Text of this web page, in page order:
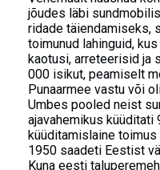
jõudes läbi
ridade täiendamiseks,
toimunud lahinguid,
kaotusi, arreteerisid ja
000 isikut, peamiselt
Punaarmee vastu või
Umbes pooled neist
ajavahemikus küüditati
küüditamislaine toimus
1950 saadeti Eestist
Kuna eesti